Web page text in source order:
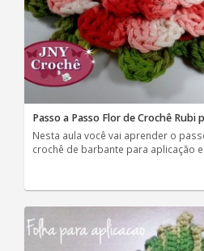
Passo a Passo Flor de Crochê Rubi
Nesta aula você vai aprender o
crochê de barbante para aplicação